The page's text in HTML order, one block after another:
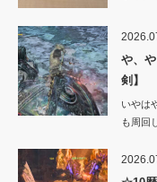
や、
剣】
いやは
も周回